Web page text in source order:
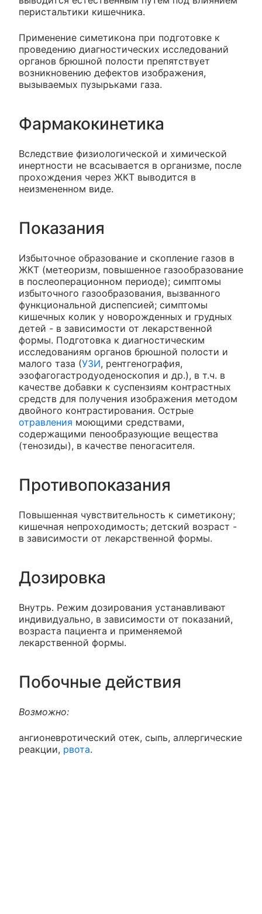
перистальтики кишечника.
Применение симетикона при подготовке к
проведению диагностических исследований
органов брюшной полости препятствует
возникновению дефектов изображения,
вызываемых пузырьками газа.
Фармакокинетика
Вследствие физиологической и химической
инертности не всасывается в организме, после
прохождения через ЖКТ выводится в
неизмененном виде.
Показания
Избыточное образование и скопление газов в
ЖКТ (метеоризм, повышенное газообразование
в послеоперационном периоде); симптомы
избыточного газообразования, вызванного
функциональной диспепсией; симптомы
кишечных колик у новорожденных и грудных
детей - в зависимости от лекарственной
формы. Подготовка к диагностическим
исследованиям органов брюшной полости и
малого таза (УЗИ, рентгенография,
эзофагогастродуоденоскопия и др.), в т.ч. в
качестве добавки к суспензиям контрастных
средств для получения изображения методом
двойного контрастирования. Острые
отравления моющими средствами,
содержащими пенообразующие вещества
(тенозиды), в качестве пеногасителя.
Противопоказания
Повышенная чувствительность к симетикону;
кишечная непроходимость; детский возраст -
в зависимости от лекарственной формы.
Дозировка
Внутрь. Режим дозирования устанавливают
индивидуально, в зависимости от показаний,
возраста пациента и применяемой
лекарственной формы.
Побочные действия
Возможно:
ангионевротический отек, сыпь, аллергические
реакции, рвота.